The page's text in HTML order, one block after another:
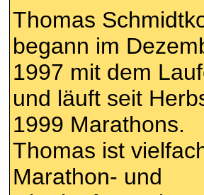
Thomas
begann im
1997 mit dem
und läuft seit
1999 Marathons.
Thomas ist
Marathon- und